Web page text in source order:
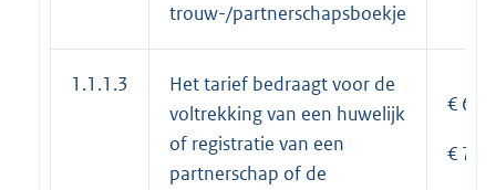
trouw-/partnerschapsboekje
1.1.1.3
Het tarief bedraagt voor de
voltrekking van een huwelijk
of registratie van een
partnerschap of de
€
€